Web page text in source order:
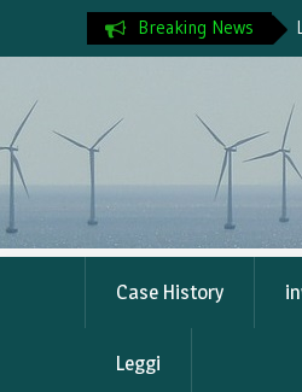
Breaking News
motore della transizione
content
Case History
Leggi